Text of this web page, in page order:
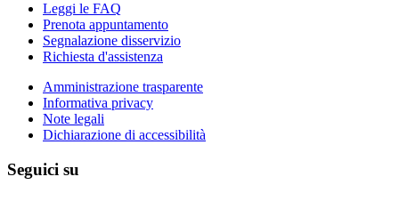
Leggi le FAQ
Prenota appuntamento
Segnalazione disservizio
Richiesta d'assistenza
Amministrazione trasparente
Informativa privacy
Note legali
Dichiarazione di accessibilità
Seguici su